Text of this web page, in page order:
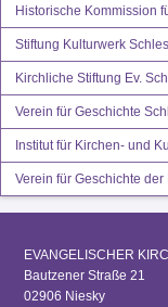
Historische Kommission
Stiftung Kulturwerk
Kirchliche Stiftung Ev.
Verein für Geschichte
Institut für Kirchen- und
Verein für Geschichte
EVANGELISCHER
Bautzener Straße 21
02906 Niesky